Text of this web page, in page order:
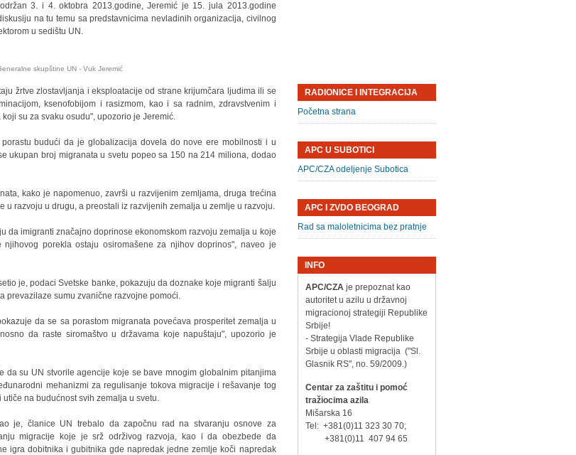
3. i 4. oktobra 2013.godine, Jeremić je 15. jula 2013.godine
na tu temu sa predstavnicima nevladinih organizacija, civilnog
u sedištu UN.
skupštine UN - Vuk Jeremić
žrtve zlostavljanja i eksploatacije od strane krijumčara ljudima ili se
ksenofobijom i rasizmom, kao i sa radnim, zdravstvenim i
su za svaku osudu", upozorio je Jeremić.
budući da je globalizacija dovela do nove ere mobilnosti i u
ukupan broj migranata u svetu popeo sa 150 na 214 miliona, dodao
kako je napomenuo, završi u razvijenim zemljama, druga trećina
u razvoju u drugu, a preostali iz razvijenih zemalja u zemlje u razvoju.
da imigranti značajno doprinose ekonomskom razvoju zemalja u koje
porekla ostaju osiromašene za njihov doprinos", naveo je
je, podaci Svetske banke, pokazuju da doznake koje migranti šalju
prevazilaze sumu zvanične razvojne pomoći.
da se sa porastom migranata povećava prosperitet zemalja u
da raste siromaštvo u državama koje napuštaju", upozorio je
da su UN stvorile agencije koje se bave mnogim globalnim pitanjima
mehanizmi za regulisanje tokova migracije i rešavanje tog
utiče na budućnost svih zemalja u svetu.
je, članice UN trebalo da započnu rad na stvaranju osnove za
migracije koje je srž održivog razvoja, kao i da obezbede da
igra dobitnika i gubitnika gde napredak jedne zemlje koči napredak
RADIONICE I INTEGRACIJA
Početna strana
APC U SUBOTICI
APC/CZA odeljenje Subotica
APC I ZVDO BEOGRAD
Rad sa maloletnicima bez pratnje
INFO
APC/CZAje prepoznat kao
autoritet u azilu u državnoj
migracionoj strategiji Republike
Srbije!
- Strategija Vlade Republike
Srbije u oblasti migracija ("Sl.
Glasnik RS", no. 59/2009.)
Centar za zaštitu i pomoć
tražiocima azila
Mišarska 16
Tel: +381(0)11 323 30 70;
+381(0)11 407 94 65